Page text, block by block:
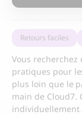
Vous
pratiques pour
plus loin que le
main de Cloud7.
individuellement
Retours faciles
initial
35.00